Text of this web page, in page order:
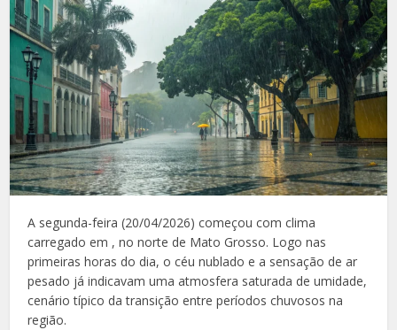
A segunda-feira (20/04/2026) começou com clima
carregado em , no norte de Mato Grosso. Logo nas
primeiras horas do dia, o céu nublado e a sensação de ar
pesado já indicavam uma atmosfera saturada de umidade,
cenário típico da transição entre períodos chuvosos na
região.